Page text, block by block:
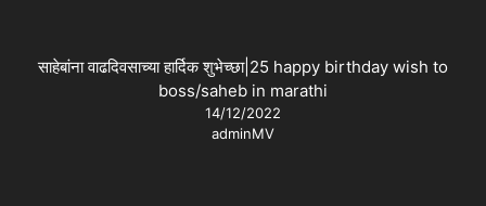
साहेबांना वाढदिवसाच्या हार्दिक शुभेच्छा|25 happy birthday wish to
boss/saheb in marathi
14/12/2022
adminMV